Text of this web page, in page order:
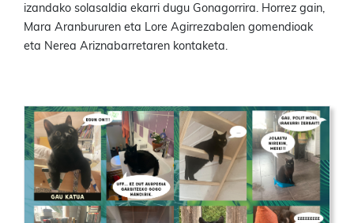
izandako solasaldia ekarri dugu Gonagorrira. Horrez gain,
Mara Aranbururen eta Lore Agirrezabalen gomendioak
eta Nerea Ariznabarretaren kontaketa.